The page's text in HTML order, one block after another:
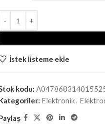
İstek listeme ekle
kodu:
Elektronik,